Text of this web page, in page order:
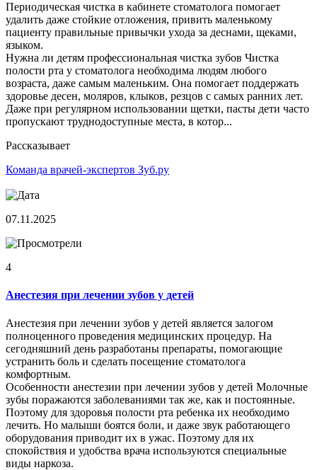
Периодическая чистка в кабинете стоматолога помогает
удалить даже стойкие отложения, привить маленькому
пациенту правильные привычки ухода за деснами, щеками,
языком.
Нужна ли детям профессиональная чистка зубов Чистка
полости рта у стоматолога необходима людям любого
возраста, даже самым маленьким. Она помогает поддержать
здоровье десен, моляров, клыков, резцов с самых ранних лет.
Даже при регулярном использовании щетки, пасты дети часто
пропускают труднодоступные места, в котор...
Рассказывает
Команда врачей-экспертов Зуб.ру
07.11.2025
4
Анестезия при лечении зубов у детей
Анестезия при лечении зубов у детей является залогом
полноценного проведения медицинских процедур. На
сегодняшний день разработаны препараты, помогающие
устранить боль и сделать посещение стоматолога
комфортным.
Особенности анестезии при лечении зубов у детей Молочные
зубы поражаются заболеваниями так же, как и постоянные.
Поэтому для здоровья полости рта ребенка их необходимо
лечить. Но малыши боятся боли, и даже звук работающего
оборудования приводит их в ужас. Поэтому для их
спокойствия и удобства врача используются специальные
виды наркоза.